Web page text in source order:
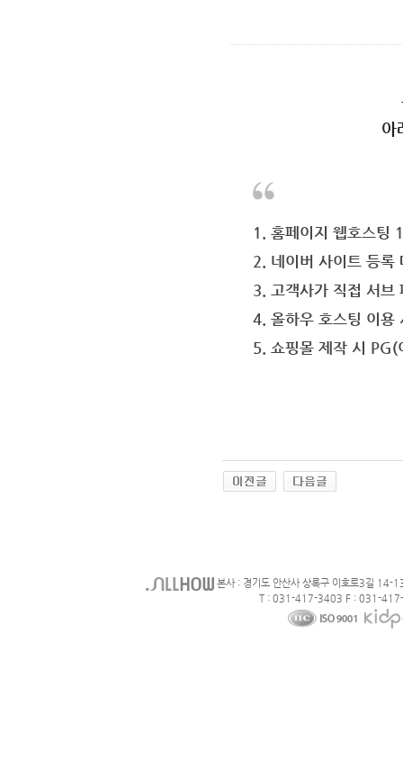
아
1. 홈페이지 웹호스팅
2. 네이버 사이트 등록
3. 고객사가 직접 서브
4. 올하우 호스팅 이용
5. 쇼핑몰 제작 시
본사 : 경기도 안산사 상록구 이호로3길 14-
T : 031-417-3403 F : 031-